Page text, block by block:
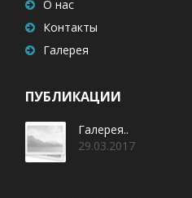
О нас
Контакты
Галерея
ПУБЛИКАЦИИ
Галерея..
29.03.2017